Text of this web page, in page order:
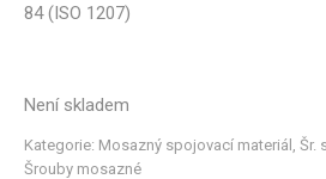
84 (ISO 1207)
Není skladem
Kategorie: Mosazný spojovací materiál Šr.
Šrouby mosazné